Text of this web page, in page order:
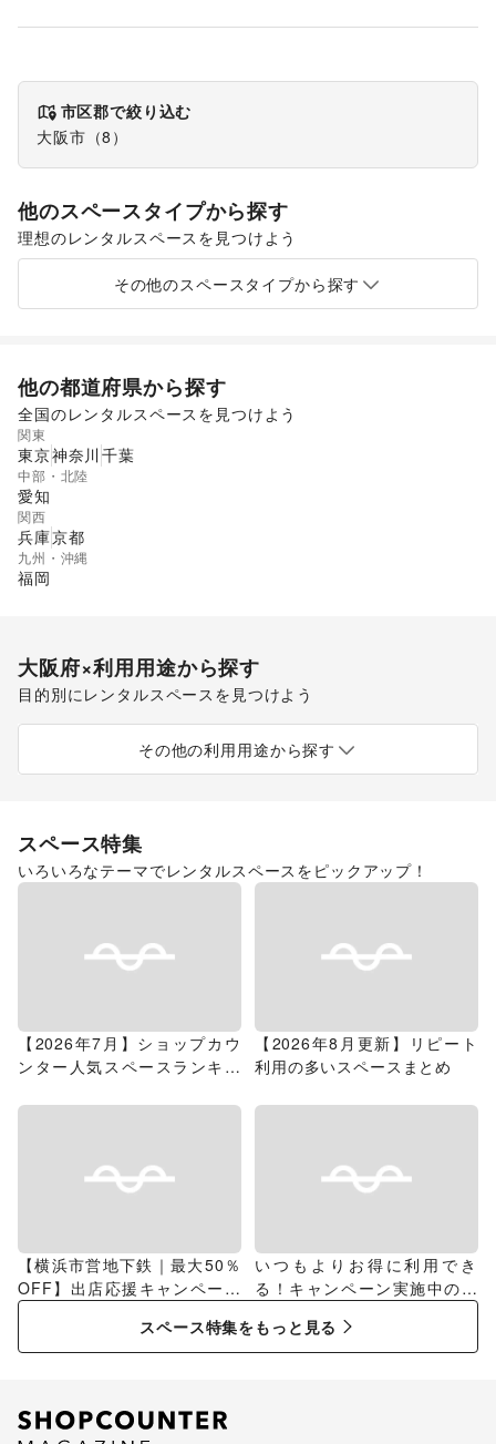
市区郡で絞り込む
大阪市 （8 ）
他のスペースタイプから探す
理想のレンタルスペースを見つけよう
ショッピングモール
スーパーマーケット
その他のスペースタイプから探す
他の都道府県から探す
全国のレンタルスペースを見つけよう
関東
東京神奈川 千葉
中部・北陸
愛知
関西
兵庫京都
九州・沖縄
福岡
大阪府×利用用途から探す
目的別にレンタルスペースを見つけよう
食品販売 販促イベント
その他の利用用途から探す
スペース特集
いろいろなテーマでレンタルスペースをピックアップ！
【2026年7月】ショップカウ
ンター人気スペースランキン
【2026年8月更新】リピート
利用の多いスペースまとめ
【横浜市営地下鉄｜最大50％
OFF】出店応援キャンペーン
特集
いつもよりお得に利用でき
る！キャンペーン実施中のス
スペース特集をもっと見る